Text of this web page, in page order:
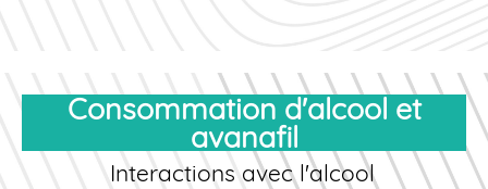
Consommation d'alcool et
avanafil
Interactions avec l'alcool